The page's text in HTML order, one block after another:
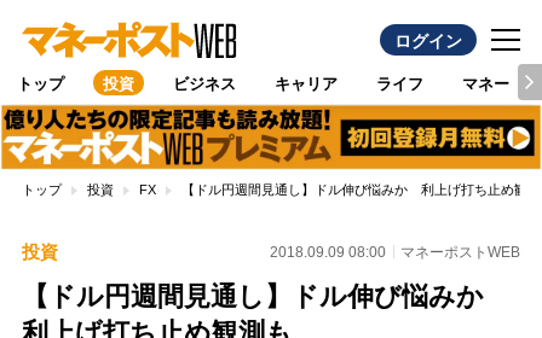
ログイン
トップ 投資 ビジネス キャリア ライフ マネー
トップ 投資 FX 【ドル円週間見通し】ドル伸び悩みか 利上げ打ち止め観
投資 2018.09.09 08:00 マネーポストWEB
【ドル円週間見通し】ドル伸び悩みか